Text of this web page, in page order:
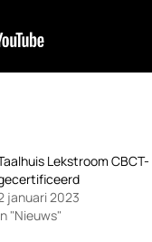
Lekstroom CBCT-
januari 2023
"Nieuws"